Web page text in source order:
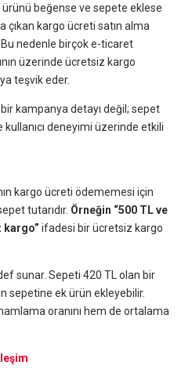
ürünü beğense ve sepete eklese
çıkan kargo ücreti satın alma
Bu nedenle birçok e-ticaret
üzerinde ücretsiz kargo
teşvik eder.
kampanya detayı değil; sepet
deneyimi üzerinde etkili
kargo ücreti ödememesi için
tutarıdır. Örneğin “500 TL ve
kargo” ifadesi bir ücretsiz kargo
sunar. Sepeti 420 TL olan bir
sepetine ek ürün ekleyebilir.
oranını hem de ortalama